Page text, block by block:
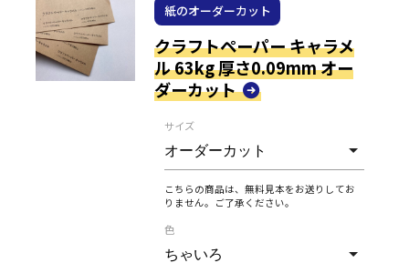
紙のオーダーカット
クラフトペーパー キャラメ
ル 63kg 厚さ0.09mm オー
ダーカット
サイズ
こちらの商品は、無料見本をお送りしてお
りません。ご了承ください。
色